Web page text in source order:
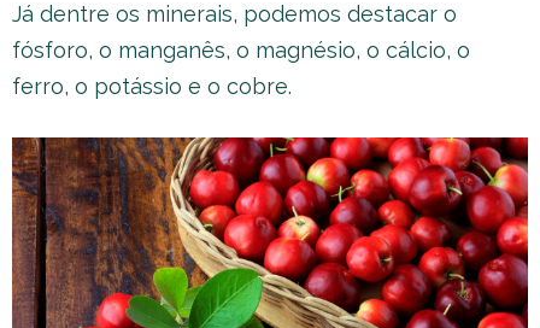
Já dentre os minerais, podemos destacar o
fósforo, o manganês, o magnésio, o cálcio, o
ferro, o potássio e o cobre.